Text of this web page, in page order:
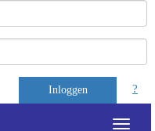
Inloggen ?